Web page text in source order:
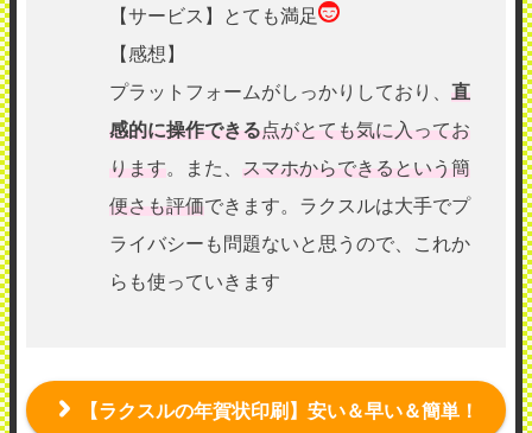
【サービス】とても満足
【感想】
プラットフォームがしっかりしており、 直
感的に操作できる点がとても気に入ってお
ります。また、
スマホからできるという簡
便さも評価できます。ラクスルは大手でプ
ライバシーも問題ないと思うので、これか
らも使っていきます
【ラクスルの年賀状印刷】安い＆早い＆簡単！